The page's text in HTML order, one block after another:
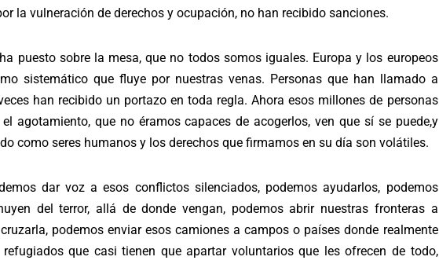
la vulneración de derechos y ocupación, no han recibido sanciones.
puesto sobre la mesa, que no todos somos iguales. Europa y los europeos
sistemático que fluye por nuestras venas. Personas que han llamado a
han recibido un portazo en toda regla. Ahora esos millones de personas
agotamiento, que no éramos capaces de acogerlos, ven que sí se puede,y
como seres humanos y los derechos que firmamos en su día son volátiles.
dar voz a esos conflictos silenciados, podemos ayudarlos, podemos
del terror, allá de donde vengan, podemos abrir nuestras fronteras a
podemos enviar esos camiones a campos o países donde realmente
que casi tienen que apartar voluntarios que les ofrecen de todo,